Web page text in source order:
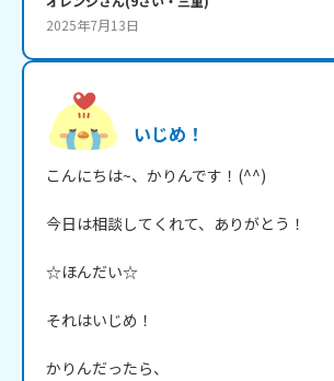
2025年7月13日
いじめ！
こんにちは~、かりんです！(^^)
今日は相談してくれて、ありがとう！
☆ほんだい☆
それはいじめ！
かりんだったら、